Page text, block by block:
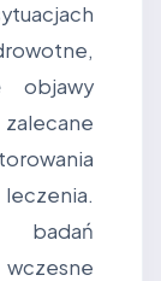
objawy
badań